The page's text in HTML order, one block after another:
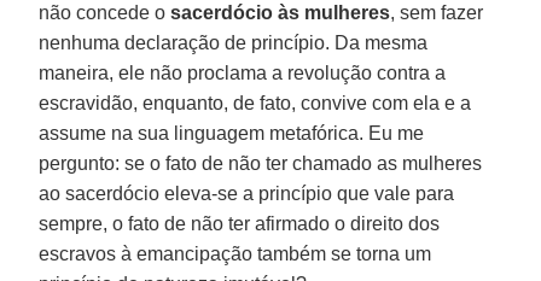
não concede osacerdócio às mulheres, sem fazer
nenhuma declaração de princípio. Da mesma
maneira, ele não proclama a revolução contra a
escravidão, enquanto, de fato, convive com ela e a
assume na sua linguagem metafórica. Eu me
pergunto: se o fato de não ter chamado as mulheres
ao sacerdócio eleva-se a princípio que vale para
sempre, o fato de não ter afirmado o direito dos
escravos à emancipação também se torna um